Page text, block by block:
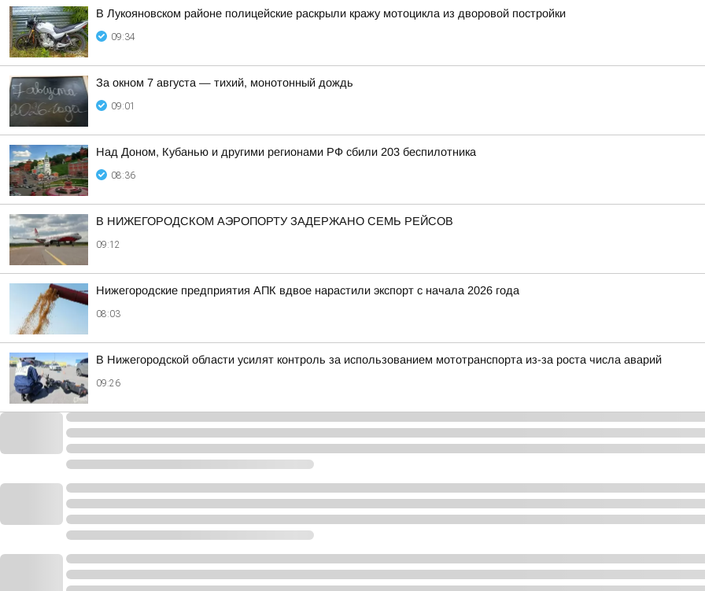
В Лукояновском районе полицейские раскрыли кражу мотоцикла из дворовой постройки
09:34
За окном 7 августа — тихий, монотонный дождь
09:01
Над Доном, Кубанью и другими регионами РФ сбили 203 беспилотника
08:36
В НИЖЕГОРОДСКОМ АЭРОПОРТУ ЗАДЕРЖАНО СЕМЬ РЕЙСОВ
09:12
Нижегородские предприятия АПК вдвое нарастили экспорт с начала 2026 года
08:03
В Нижегородской области усилят контроль за использованием мототранспорта из-за роста числа аварий
09:26